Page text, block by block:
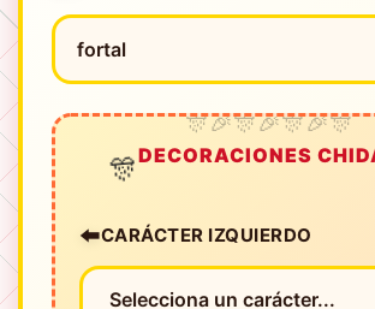
🎊DECORACIONES
⬅️CARÁCTER IZQUIERDO